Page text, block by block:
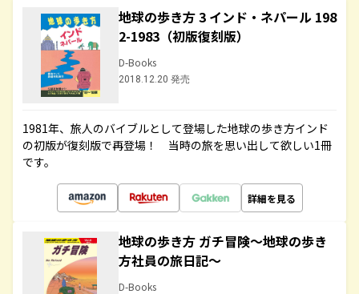
地球の歩き方 3 インド・ネパール 198
2-1983（初版復刻版）
D-Books
2018.12.20 発売
1981年、旅人のバイブルとして登場した地球の歩き方インド
の初版が復刻版で再登場！ 当時の旅を思い出して欲しい1冊
です。
詳細を見る
地球の歩き方 ガチ冒険～地球の歩き
方社員の旅日記～
D-Books